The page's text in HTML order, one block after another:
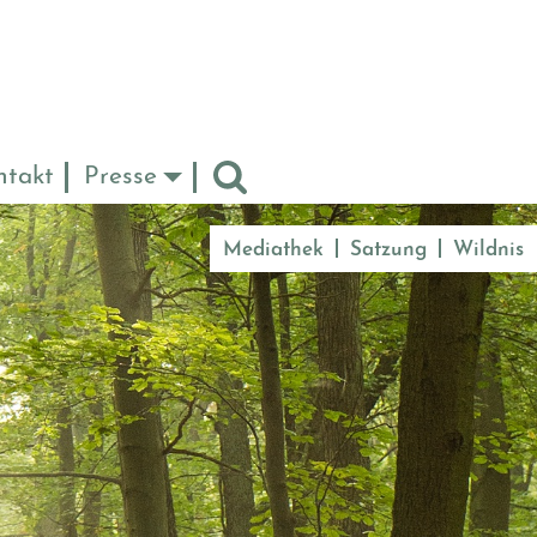
Presse
Mediathek Satzung Wildnis